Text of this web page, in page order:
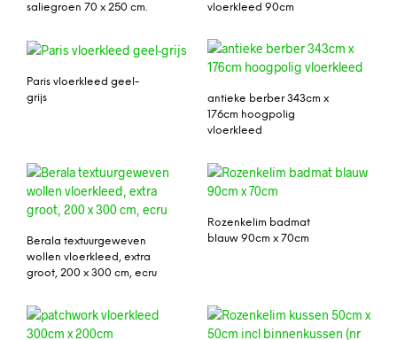
saliegroen 70 x 250 cm.
vloerkleed 90cm
Paris vloerkleed geel-
grijs
antieke berber 343cm x
176cm hoogpolig
vloerkleed
Berala textuurgeweven
wollen vloerkleed, extra
groot, 200 x 300 cm, ecru
Rozenkelim badmat
blauw 90cm x 70cm